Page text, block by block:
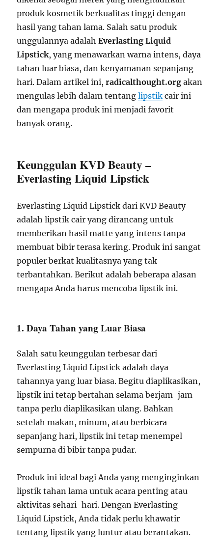
produk kosmetik berkualitas tinggi dengan
hasil yang tahan lama. Salah satu produk
unggulannya adalahEverlasting Liquid
Lipstick, yang menawarkan warna intens, daya
tahan luar biasa, dan kenyamanan sepanjang
hari. Dalam artikel ini,radicalthought.org akan
mengulas lebih dalam tentanglipstik cair ini
dan mengapa produk ini menjadi favorit
banyak orang.
Keunggulan KVD Beauty –
Everlasting Liquid Lipstick
Everlasting Liquid Lipstick dari KVD Beauty
adalah lipstik cair yang dirancang untuk
memberikan hasil matte yang intens tanpa
membuat bibir terasa kering. Produk ini sangat
populer berkat kualitasnya yang tak
terbantahkan. Berikut adalah beberapa alasan
mengapa Anda harus mencoba lipstik ini.
1. Daya Tahan yang Luar Biasa
Salah satu keunggulan terbesar dari
Everlasting Liquid Lipstick adalah daya
tahannya yang luar biasa. Begitu diaplikasikan,
lipstik ini tetap bertahan selama berjam-jam
tanpa perlu diaplikasikan ulang. Bahkan
setelah makan, minum, atau berbicara
sepanjang hari, lipstik ini tetap menempel
sempurna di bibir tanpa pudar.
Produk ini ideal bagi Anda yang menginginkan
lipstik tahan lama untuk acara penting atau
aktivitas sehari-hari. Dengan Everlasting
Liquid Lipstick, Anda tidak perlu khawatir
tentang lipstik yang luntur atau berantakan.